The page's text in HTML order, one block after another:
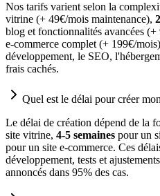
Nos tarifs varient selon la
vitrine (+ 49€/mois maintenance),
blog et fonctionnalités avancées (+
e-commerce complet (+ 199€/
développement, le SEO,
frais cachés.
Quel est le délai pour créer
Le délai de création dépend de la
site vitrine, 4-5 semaines pour un
pour un site e-commerce. Ces
développement, tests et
annoncés dans 95% des cas.